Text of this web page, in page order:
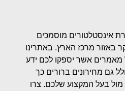
אינסטלטורים מוסמכים
באזור מרכז הארץ. באתרינו
מאמרים אשר יספקו לכם ידע
גם מחירונים ברורים כך
בעל המקצוע שלכם. צרו